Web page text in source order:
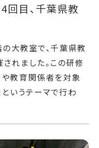
回目、千葉県教
大教室で、千葉県教
れました。この研修
教育関係者を対象
というテーマで行わ